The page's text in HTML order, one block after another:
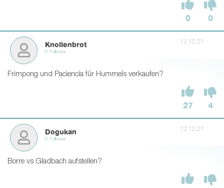
0 0
Knollenbrot
0 Follower
12.12.21
Frimpong und Paciencia für Hummels verkaufen?
27 4
Dogukan
0 Follower
12.12.21
Borre vs Gladbach aufstellen?